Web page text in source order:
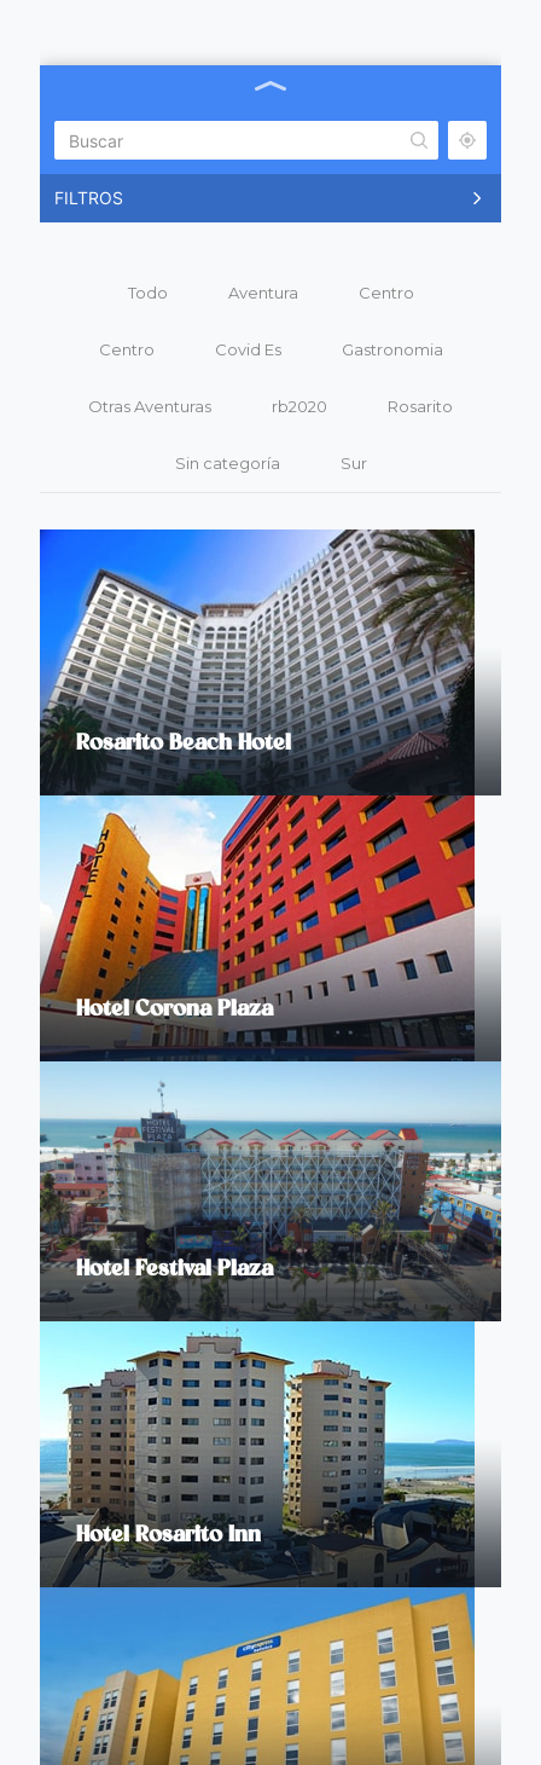
FILTROS
Todo Aventura Centro
Centro Covid Es Gastronomia
Otras Aventuras rb2020 Rosarito
Sin categoría Sur
Rosarito Beach Hotel
Hotel Corona Plaza
Hotel Festival Plaza
Hotel Rosarito Inn